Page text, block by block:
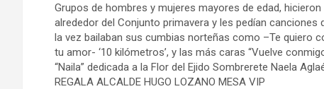
Grupos de hombres y mujeres mayores de edad,
alrededor del Conjunto primavera y les pedían canciones
la vez bailaban sus cumbias norteñas como –Te quiero
tu amor- ‘10 kilómetros’, y las más caras “Vuelve
“Naila” dedicada a la Flor del Ejido Sombrerete Naela
REGALA ALCALDE HUGO LOZANO MESA VIP